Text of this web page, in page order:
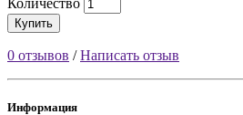
Купить
0 отзывов /Написать отзыв
Информация